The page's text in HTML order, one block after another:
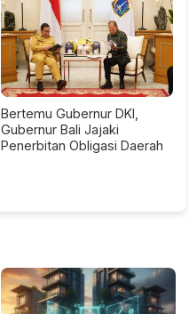
Bertemu Gubernur DKI,
Gubernur Bali Jajaki
Penerbitan Obligasi Daerah